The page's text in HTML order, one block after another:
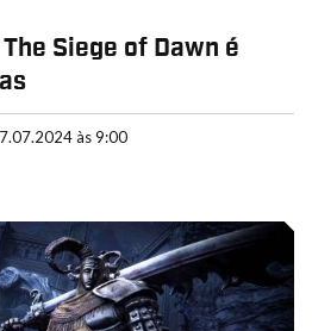
Siege of Dawn é
às 9:00